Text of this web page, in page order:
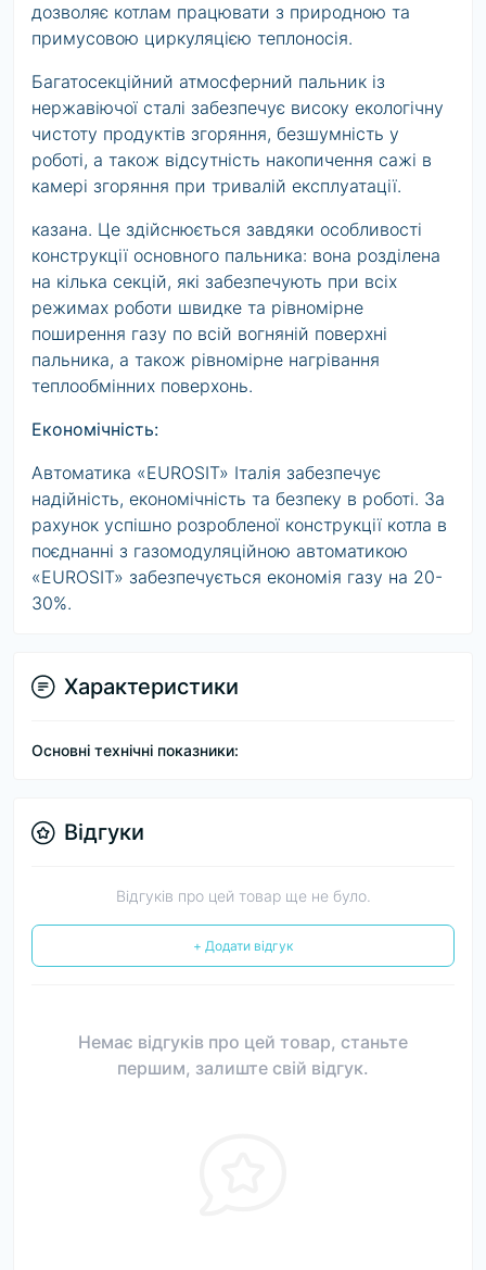
дозволяє котлам працювати з природною та
примусовою циркуляцією теплоносія.
Багатосекційний атмосферний пальник із
нержавіючої сталі забезпечує високу екологічну
чистоту продуктів згоряння, безшумність у
роботі, а також відсутність накопичення сажі в
камері згоряння при тривалій експлуатації.
казана. Це здійснюється завдяки особливості
конструкції основного пальника: вона розділена
на кілька секцій, які забезпечують при всіх
режимах роботи швидке та рівномірне
поширення газу по всій вогняній поверхні
пальника, а також рівномірне нагрівання
теплообмінних поверхонь.
Економічність:
Автоматика «EUROSIT» Італія забезпечує
надійність, економічність та безпеку в роботі. За
рахунок успішно розробленої конструкції котла в
поєднанні з газомодуляційною автоматикою
«EUROSIT» забезпечується економія газу на 20-
30%.
Характеристики
Основні технічні показники:
Відгуки
Відгуків про цей товар ще не було.
+ Додати відгук
Немає відгуків про цей товар, станьте
першим, залиште свій відгук.